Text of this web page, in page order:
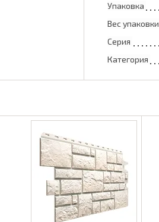
Упаковка
Вес упаковки
Серия
Категория